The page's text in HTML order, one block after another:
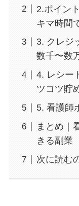
2.ポイン
キマ時間
3. クレジ
数千〜数
4. レシー
ツコツ貯
5. 看護師
まとめ｜
きる副業
次に読む